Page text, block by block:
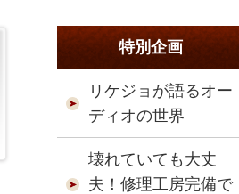
特別企画
リケジョが語るオー
ディオの世界
壊れていても大丈
夫！修理工房完備で